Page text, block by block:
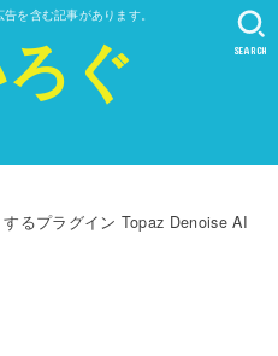
を含む記事があります。
ぐ SEARCH
るプラグイン Topaz Denoise AI